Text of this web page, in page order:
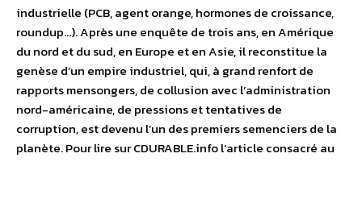
industrielle (PCB, agent orange, hormones de croissance,
roundup…). Après une enquête de trois ans, en Amérique
du nord et du sud, en Europe et en Asie, il reconstitue la
genèse d’un empire industriel, qui, à grand renfort de
rapports mensongers, de collusion avec l’administration
nord-américaine, de pressions et tentatives de
corruption, est devenu l’un des premiers semenciers de la
planète. Pour lire sur CDURABLE.info l’article consacré au